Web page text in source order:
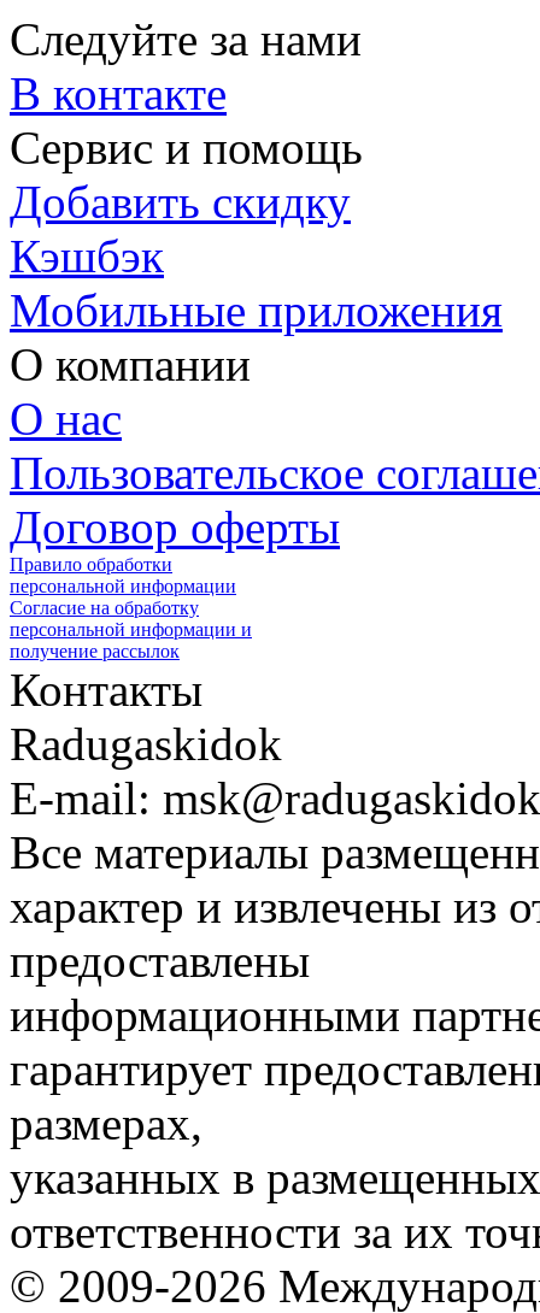
Следуйте за нами
В контакте
Сервис и помощь
Добавить скидку
Кэшбэк
Мобильные приложения
О компании
О нас
Пользовательское
Договор оферты
Правило обработки
персональной информации
Согласие на обработку
персональной информации и
получение рассылок
Контакты
Radugaskidok
E-mail:
Все материалы
характер и извлечены из
предоставлены
информационными
гарантирует
размерах,
указанных в
ответственности за их
© 2009-2026